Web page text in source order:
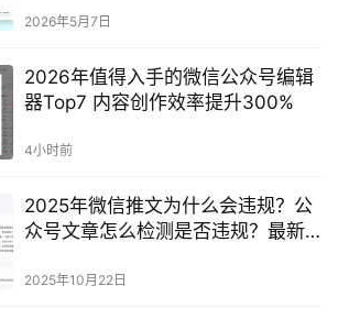
2026年5月7日
2026年值得入手的微信公众号编辑
器Top7 内容创作效率提升300%
4小时前
2025年微信推文为什么会违规？公
众号文章怎么检测是否违规？最新
2025年10月22日